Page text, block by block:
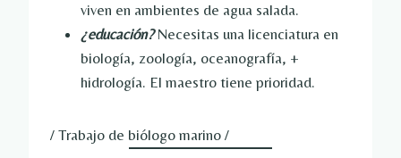
viven en ambientes de agua salada.
¿educación?Necesitas una licenciatura en
biología, zoología, oceanografía, +
hidrología. El maestro tiene prioridad.
/ Trabajo de biólogo marino /